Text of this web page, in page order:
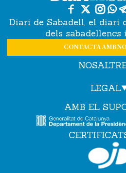
Diari de Sabadell, el diari
dels sabadellencs
CONTACTA AMB
LEGAL
AMB EL